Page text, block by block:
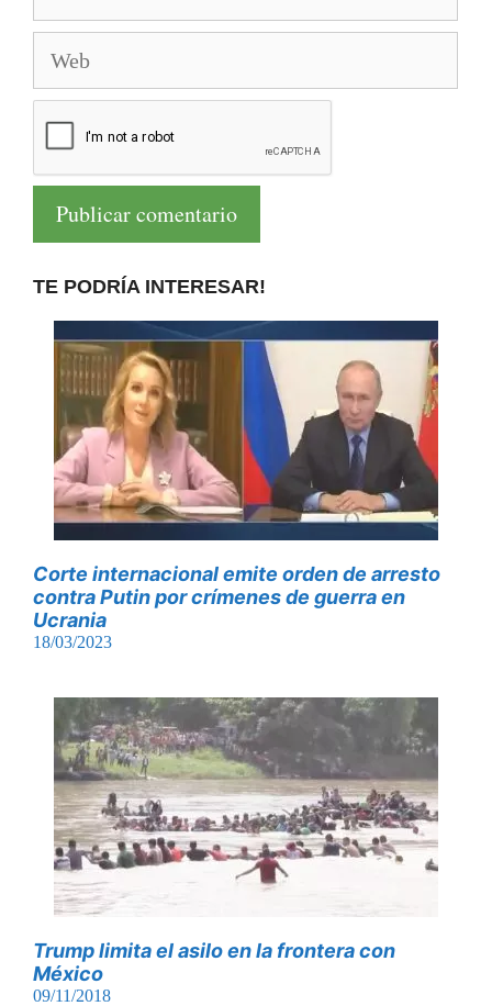
TE PODRÍA INTERESAR!
Corte internacional emite orden de arresto
contra Putin por crímenes de guerra en
Ucrania
18/03/2023
Trump limita el asilo en la frontera con
México
09/11/2018